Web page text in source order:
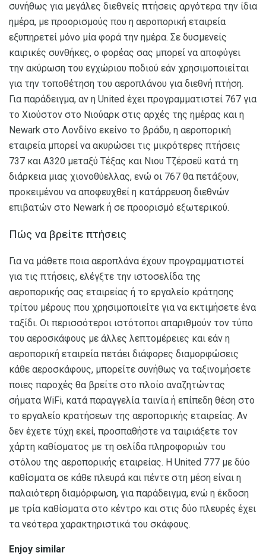
συνήθως για μεγάλες διεθνείς πτήσεις αργότερα την ίδια
ημέρα, με προορισμούς που η αεροπορική εταιρεία
εξυπηρετεί μόνο μία φορά την ημέρα. Σε δυσμενείς
καιρικές συνθήκες, ο φορέας σας μπορεί να αποφύγει
την ακύρωση του εγχώριου ποδιού εάν χρησιμοποιείται
για την τοποθέτηση του αεροπλάνου για διεθνή πτήση.
Για παράδειγμα, αν η United έχει προγραμματιστεί 767 για
το Χιούστον στο Νιούαρκ στις αρχές της ημέρας και η
Newark στο Λονδίνο εκείνο το βράδυ, η αεροπορική
εταιρεία μπορεί να ακυρώσει τις μικρότερες πτήσεις
737 και A320 μεταξύ Τέξας και Νιου Τζέρσεϋ κατά τη
διάρκεια μιας χιονοθύελλας, ενώ οι 767 θα πετάξουν,
προκειμένου να αποφευχθεί η κατάρρευση διεθνών
επιβατών στο Newark ή σε προορισμό εξωτερικού.
Πώς να βρείτε πτήσεις
Για να μάθετε ποια αεροπλάνα έχουν προγραμματιστεί
για τις πτήσεις, ελέγξτε την ιστοσελίδα της
αεροπορικής σας εταιρείας ή το εργαλείο κράτησης
τρίτου μέρους που χρησιμοποιείτε για να εκτιμήσετε ένα
ταξίδι. Οι περισσότεροι ιστότοποι απαριθμούν τον τύπο
του αεροσκάφους με άλλες λεπτομέρειες και εάν η
αεροπορική εταιρεία πετάει διάφορες διαμορφώσεις
κάθε αεροσκάφους, μπορείτε συνήθως να ταξινομήσετε
ποιες παροχές θα βρείτε στο πλοίο αναζητώντας
σήματα WiFi, κατά παραγγελία ταινία ή επίπεδη θέση στο
το εργαλείο κρατήσεων της αεροπορικής εταιρείας. Αν
δεν έχετε τύχη εκεί, προσπαθήστε να ταιριάξετε τον
χάρτη καθίσματος με τη σελίδα πληροφοριών του
στόλου της αεροπορικής εταιρείας. Η United 777 με δύο
καθίσματα σε κάθε πλευρά και πέντε στη μέση είναι η
παλαιότερη διαμόρφωση, για παράδειγμα, ενώ η έκδοση
με τρία καθίσματα στο κέντρο και στις δύο πλευρές έχει
τα νεότερα χαρακτηριστικά του σκάφους.
Enjoy similar